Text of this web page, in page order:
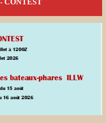
CONTEST